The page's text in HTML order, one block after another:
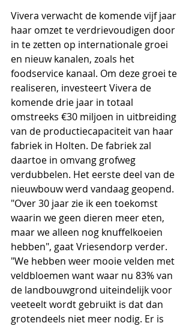
Vivera verwacht de komende vijf jaar
haar omzet te verdrievoudigen door
in te zetten op internationale groei
en nieuw kanalen, zoals het
foodservice kanaal. Om deze groei te
realiseren, investeert Vivera de
komende drie jaar in totaal
omstreeks €30 miljoen in uitbreiding
van de productiecapaciteit van haar
fabriek in Holten. De fabriek zal
daartoe in omvang grofweg
verdubbelen. Het eerste deel van de
nieuwbouw werd vandaag geopend.
"Over 30 jaar zie ik een toekomst
waarin we geen dieren meer eten,
maar we alleen nog knuffelkoeien
hebben", gaat Vriesendorp verder.
"We hebben weer mooie velden met
veldbloemen want waar nu 83% van
de landbouwgrond uiteindelijk voor
veeteelt wordt gebruikt is dat dan
grotendeels niet meer nodig. Er is